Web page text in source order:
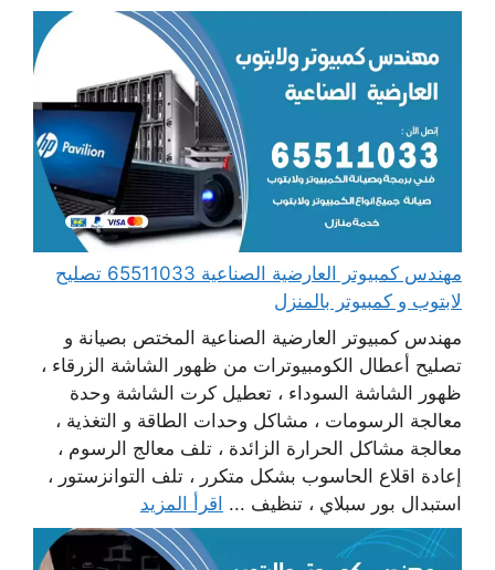
مهندس كمبيوتر العارضية الصناعية 65511033 تصليح
لابتوب و كمبيوتر بالمنزل
مهندس كمبيوتر العارضية الصناعية المختص بصيانة و
تصليح أعطال الكومبيوترات من ظهور الشاشة الزرقاء ،
ظهور الشاشة السوداء ، تعطيل كرت الشاشة وحدة
معالجة الرسومات ، مشاكل وحدات الطاقة و التغذية ،
معالجة مشاكل الحرارة الزائدة ، تلف معالج الرسوم ،
إعادة اقلاع الحاسوب بشكل متكرر ، تلف التوانزستور ،
استبدال بور سبلاي ، تنظيف ... اقرأ المزيد